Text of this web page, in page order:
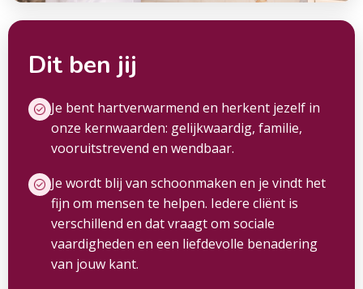
Dit ben jij
Je bent hartverwarmend en herkent jezelf in
onze kernwaarden: gelijkwaardig, familie,
vooruitstrevend en wendbaar.
Je wordt blij van schoonmaken en je vindt het
fijn om mensen te helpen. Iedere cliënt is
verschillend en dat vraagt om sociale
vaardigheden en een liefdevolle benadering
van jouw kant.